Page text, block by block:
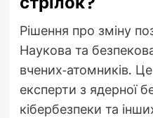
Рішення про зміну
Наукова та
вчених-атомників.
експерти з ядерної
кібербезпеки та